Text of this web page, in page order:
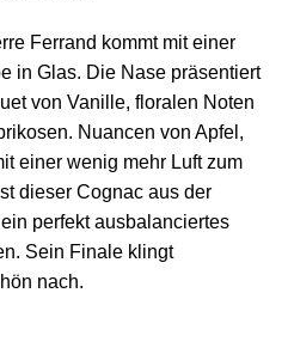
Ferrand kommt mit einer
in Glas. Die Nase präsentiert
von Vanille, floralen Noten
Nuancen von Apfel,
einer wenig mehr Luft zum
dieser Cognac aus der
perfekt ausbalanciertes
Sein Finale klingt
nach.